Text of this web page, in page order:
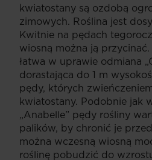
kwiatostany są ozdobą
zimowych. Roślina jest
Kwitnie na pędach
wiosną można ją
łatwa w uprawie odmiana
dorastająca do 1 m
pędy, których
kwiatostany. Podobnie jak
„Anabelle” pędy rośliny
palików, by chronić je
można wczesną wiosną
roślinę pobudzić do